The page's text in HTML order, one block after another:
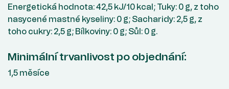
Energetická hodnota: 42,5 kJ/10 kcal; Tuky: 0 g, z toho
nasycené mastné kyseliny: 0 g; Sacharidy: 2,5 g, z
toho cukry: 2,5 g; Bílkoviny: 0 g; Sůl: 0 g.
Minimální trvanlivost po objednání:
1,5 měsíce